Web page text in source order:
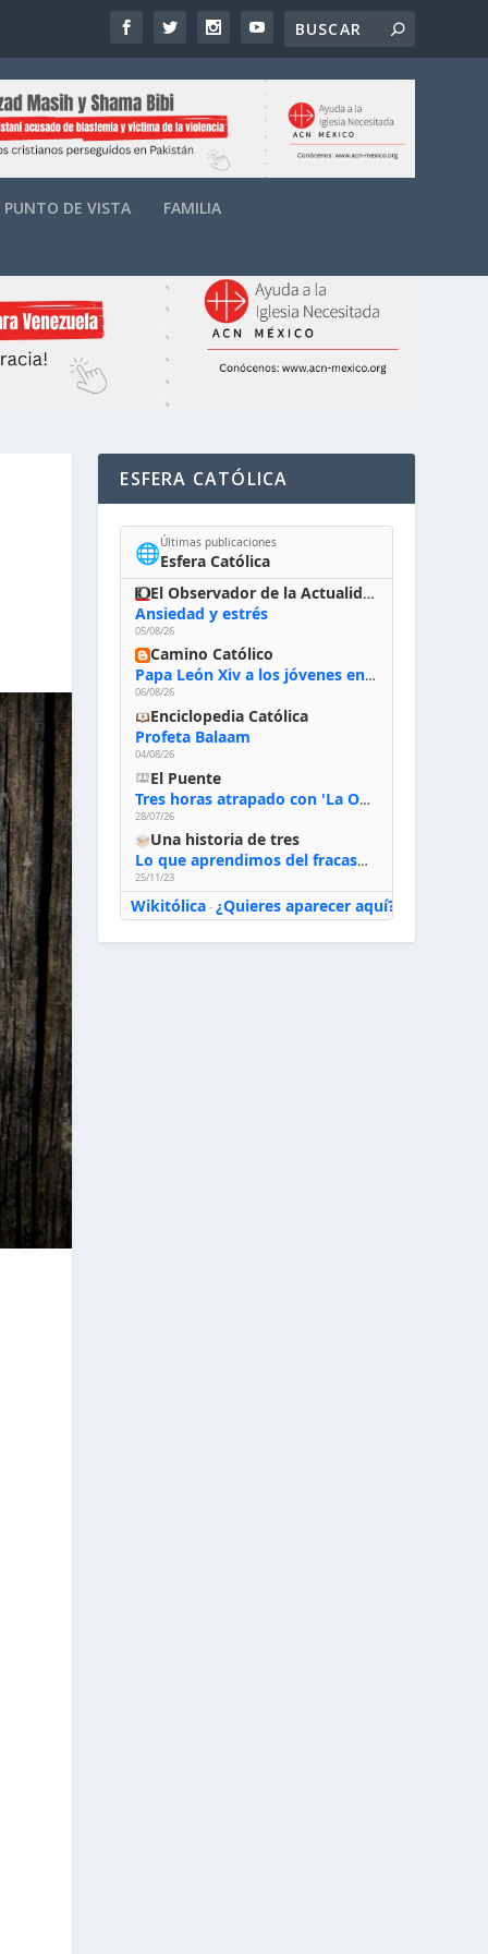
PUNTO DE VISTA FAMILIA
ESFERA CATÓLICA
🌐Últimas publicaciones
Esfera Católica
El Observador de la Actualidad
Ansiedad y estrés
05/08/26
Camino Católico
Papa León Xiv a los jóvenes en Asís, 6-8-2026: «De san Francisco aprendan la radicalidad evangélica: no los vuelve ciegos ni violentos, sino sensibles, atentos, siempre en el seguimiento de Jesús, humildes y acogiendo a todos»
06/08/26
Enciclopedia Católica
Profeta Balaam
04/08/26
El Puente
Tres horas atrapado con 'La Odisea' de Nolan
28/07/26
Una historia de tres
Lo que aprendimos del fracaso al emprender
25/11/23
Wikitólica· ¿Quieres aparecer aquí?